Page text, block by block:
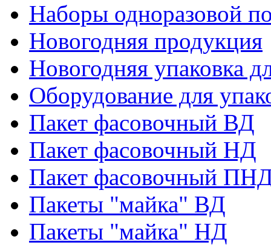
Наборы одноразовой
Новогодняя продукция
Новогодняя упаковка
Оборудование для
Пакет фасовочный ВД
Пакет фасовочный НД
Пакет фасовочный
Пакеты "майка" ВД
Пакеты "майка" НД